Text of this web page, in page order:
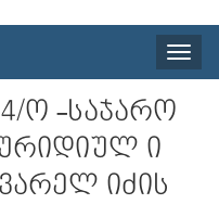
Toggle
ო -საჯარო
ი
იძის